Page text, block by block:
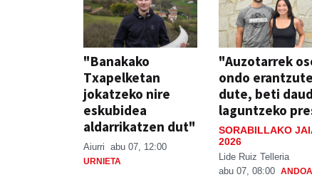
"Banakako
Txapelketan
jokatzeko nire
eskubidea
aldarrikatzen dut"
Aiurri abu 07, 12:00
URNIETA
"Auzotarrek
ondo
dute, beti
laguntzeko
SORABILLAKO
2026
Lide Ruiz Telleria
abu 07, 08:00